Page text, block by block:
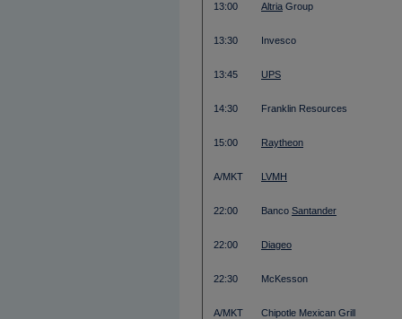
13:00 Altria Group
13:30 Invesco
13:45 UPS
14:30 Franklin Resources
15:00 Raytheon
A/MKT LVMH
22:00 Banco Santander
22:00 Diageo
22:30 McKesson
A/MKT Chipotle Mexican Grill